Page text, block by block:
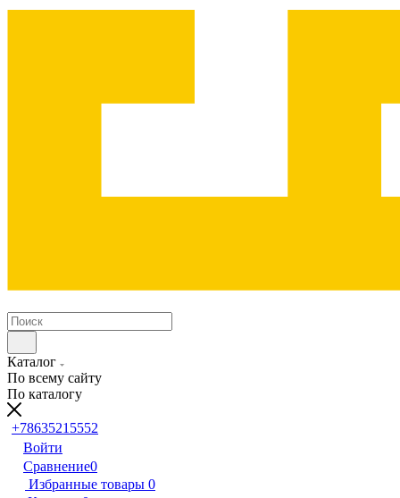
Каталог
По всему сайту
По каталогу
+78635215552
Войти
Сравнение0
Избранные товары 0